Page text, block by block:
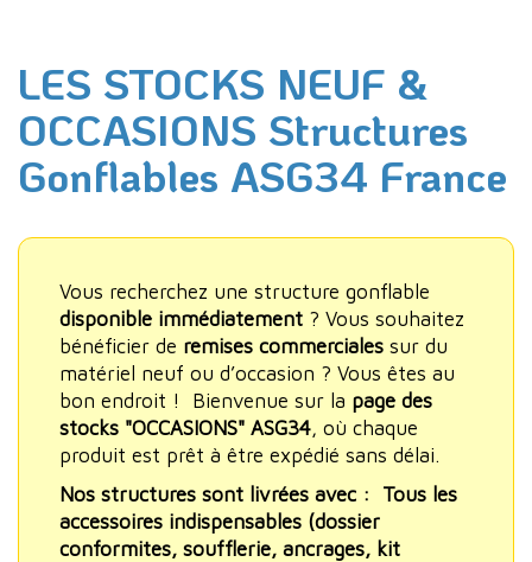
LES STOCKS NEUF &
OCCASIONS Structures
Gonflables ASG34 France
Vous recherchez une structure gonflable
disponible immédiatement? Vous souhaitez
bénéficier de remises commercialessur du
matériel neuf ou d’occasion ? Vous êtes au
bon endroit ! Bienvenue sur la page des
stocks "OCCASIONS" ASG34, où chaque
produit est prêt à être expédié sans délai.
Nos structures sont livrées avec : Tous les
accessoires indispensables(dossier
conformites, soufflerie, ancrages, kit